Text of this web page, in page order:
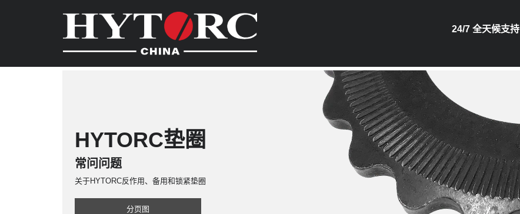
24/7 全天候支持
HYTORC垫圈
常问问题
关于HYTORC反作用、备用和锁紧垫圈
分页图